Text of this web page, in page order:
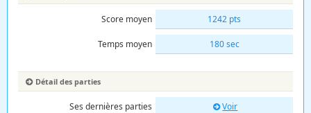
Score moyen 1242 pts
Temps moyen 180 sec
Détail des parties
Ses dernières parties Voir